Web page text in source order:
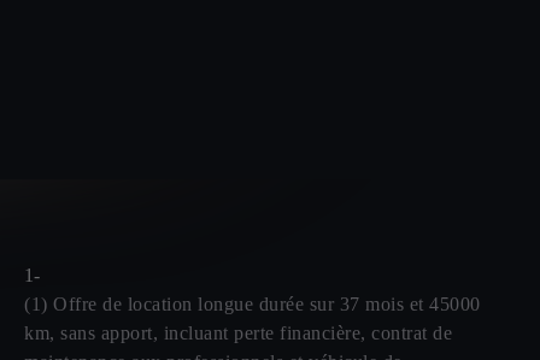
1-
(1) Offre de location longue durée sur 37 mois et 45000
km, sans apport, incluant perte financière, contrat de